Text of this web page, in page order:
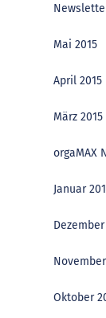
Mai 2015
April 2015
März 2015
orgaMAX
Januar
Dezember
Oktober